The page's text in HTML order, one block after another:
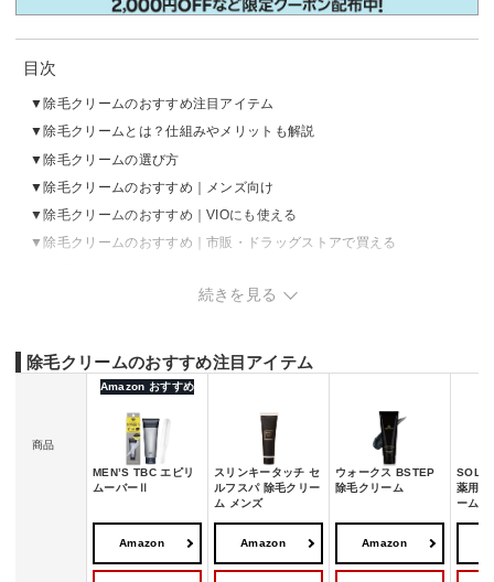
目次
除毛クリームのおすすめ注目アイテム
除毛クリームとは？仕組みやメリットも解説
除毛クリームの選び方
除毛クリームのおすすめ｜メンズ向け
除毛クリームのおすすめ｜VIOにも使える
除毛クリームのおすすめ｜市販・ドラッグストアで買える
除毛クリームの正しい使い方と注意点
除毛クリームとブラジリアンワックスやカミソリの違いは？
続きを見る
除毛クリームのおすすめ注目アイテム
商品
Amazon おすすめ
MEN’S TBC エピリ
ムーバーⅡ
スリンキータッチ セ
ルフスパ 除毛クリー
ム メンズ
ウォークス BSTEP
除毛クリーム
SOLIA
薬用リ
ーム
Amazon Amazon Amazon